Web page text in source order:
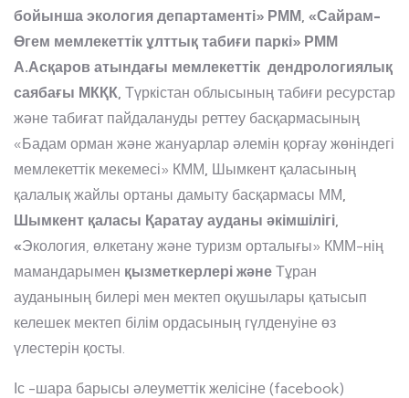
бойынша экология департаменті» РММ, «Сайрам-
Өгем мемлекеттік ұлттық табиғи паркі» РММ
А.Асқаров атындағы мемлекеттік дендрологиялық
саябағы МКҚК, Түркістан облысының табиғи ресурстар
және табиғат пайдалануды реттеу басқармасының
«Бадам орман және жануарлар әлемін қорғау жөніндегі
мемлекеттік мекемесі» КММ Шымкент қаласының
қалалық жайлы ортаны дамыту басқармасы ММ
Шымкент қаласы Қаратау ауданы әкімшілігі,
«Экология, өлкетану және туризм орталығы» КММ-нің
мамандарымен қызметкерлері және Тұран
ауданының билері мен мектеп оқушылары қатысып
келешек мектеп білім ордасының гүлденуіне өз
үлестерін қосты.
Іс -шара барысы әлеуметтік желісіне (facebook)